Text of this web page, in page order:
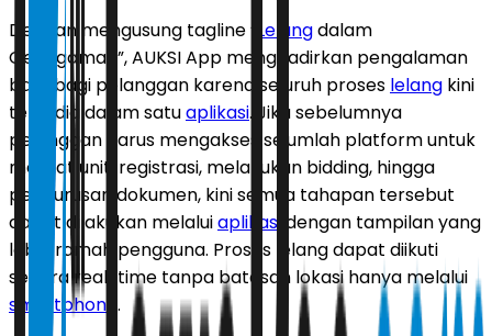
Dengan mengusung tagline “ Lelangdalam
Genggaman”, AUKSI App menghadirkan pengalaman
baru bagi pelanggan karena seluruh proses lelang kini
tersedia dalam satuaplikasi. Jika sebelumnya
pelanggan harus mengakses sejumlah platform untuk
melihat unit, registrasi, melakukan bidding, hingga
pengurusan dokumen, kini semua tahapan tersebut
dapat dilakukan melaluiaplikasi dengan tampilan yang
lebih ramah pengguna. Proses lelang dapat diikuti
secara real-time tanpa batasan lokasi hanya melalui
smartphone .